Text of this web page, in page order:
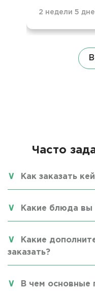
2 недели 5
Часто
Как заказать
Какие блюда вы
Какие
заказать?
В чем основные